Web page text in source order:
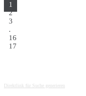
1
2
3
.
16
17
Direktlink für Suche generieren